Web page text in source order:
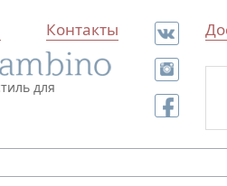
для
Контакты